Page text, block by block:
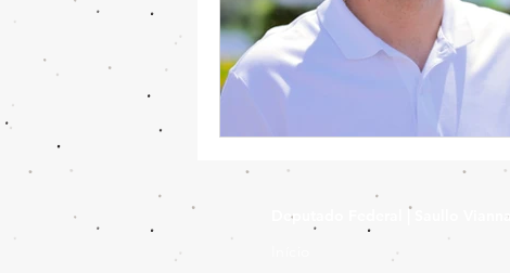
Deputado Federal | Saullo Vianna